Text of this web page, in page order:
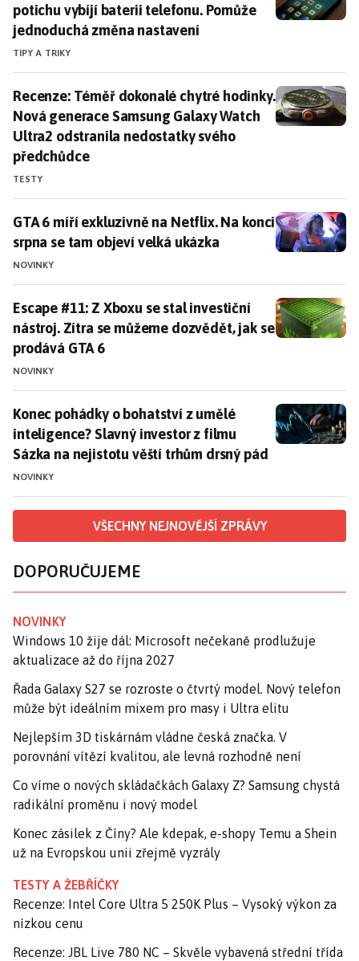
potichu vybíjí baterii telefonu. Pomůže
jednoduchá změna nastavení
TIPY A TRIKY
Recenze: Téměř dokonalé chytré hodinky. Nová
Recenze: Téměř dokonalé chytré hodinky.
Nová generace Samsung Galaxy Watch
Ultra2 odstranila nedostatky svého
předchůdce
TESTY
GTA 6 míří exkluzivně na Netflix. Na konci srpna se
GTA 6 míří exkluzivně na Netflix. Na konci
srpna se tam objeví velká ukázka
NOVINKY
Escape #11: Z Xboxu se stal investiční nástroj. Zítra
Escape #11: Z Xboxu se stal investiční
nástroj. Zítra se můžeme dozvědět, jak se
prodává GTA 6
NOVINKY
Konec pohádky o bohatství z umělé inteligence?
Konec pohádky o bohatství z umělé
inteligence? Slavný investor z filmu
Sázka na nejistotu věští trhům drsný pád
NOVINKY
VŠECHNY NEJNOVĚJŠÍ ZPRÁVY
DOPORUČUJEME
NOVINKY
Windows 10 žije dál: Microsoft nečekaně prodlužuje
aktualizace až do října 2027
Řada Galaxy S27 se rozroste o čtvrtý model. Nový telefon
může být ideálním mixem pro masy i Ultra elitu
Nejlepším 3D tiskárnám vládne česká značka. V
porovnání vítězí kvalitou, ale levná rozhodně není
Co víme o nových skládačkách Galaxy Z? Samsung chystá
radikální proměnu i nový model
Konec zásilek z Číny? Ale kdepak, e-shopy Temu a Shein
už na Evropskou unii zřejmě vyzrály
TESTY A ŽEBŘÍČKY
Recenze: Intel Core Ultra 5 250K Plus – Vysoký výkon za
nízkou cenu
Recenze: JBL Live 780 NC – Skvěle vybavená střední třída